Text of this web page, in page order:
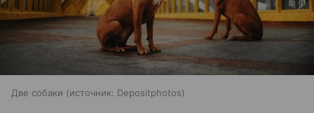
Две собаки источник: Depositphotos